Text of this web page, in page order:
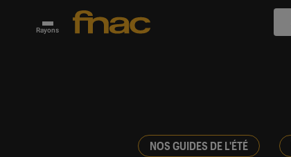
Rayons
NOS GUIDES DE L'ÉTÉ